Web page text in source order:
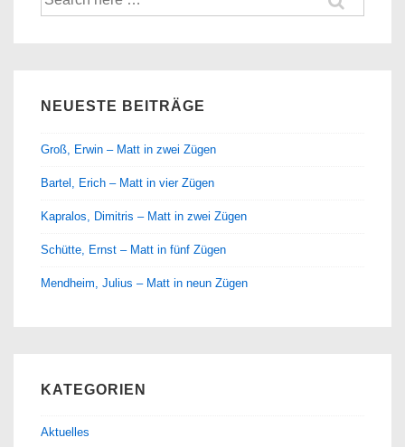
nach:
NEUESTE BEITRÄGE
Groß, Erwin – Matt in zwei Zügen
Bartel, Erich – Matt in vier Zügen
Kapralos, Dimitris – Matt in zwei Zügen
Schütte, Ernst – Matt in fünf Zügen
Mendheim, Julius – Matt in neun Zügen
KATEGORIEN
Aktuelles